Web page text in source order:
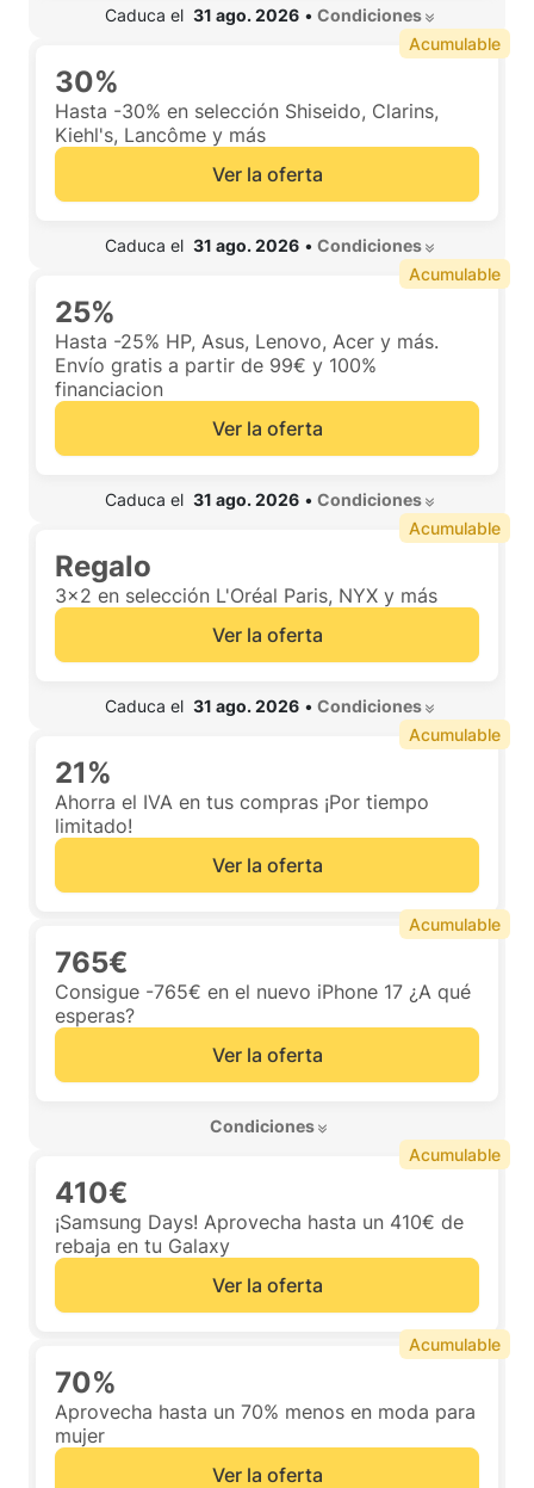
Caduca el 31 ago. 2026 • Condiciones
30%
Hasta -30% en selección Shiseido, Clarins,
Kiehl's, Lancôme y más
Ver la oferta
Caduca el 31 ago. 2026 • Condiciones
Acumulable
25%
Hasta -25% HP, Asus, Lenovo, Acer y más.
Envío gratis a partir de 99€ y 100%
financiacion
Ver la oferta
Caduca el 31 ago. 2026 • Condiciones
Acumulable
Regalo
3x2 en selección L'Oréal Paris, NYX y más
Ver la oferta
Caduca el 31 ago. 2026 • Condiciones
Acumulable
21%
Ahorra el IVA en tus compras ¡Por tiempo
limitado!
Ver la oferta
Acumulable
765€
Consigue -765€ en el nuevo iPhone 17 ¿A qué
esperas?
Ver la oferta
Condiciones
Acumulable
410€
¡Samsung Days! Aprovecha hasta un 410€ de
rebaja en tu Galaxy
Ver la oferta
Acumulable
70%
Aprovecha hasta un 70% menos en moda para
mujer
Ver la oferta
Acumulable